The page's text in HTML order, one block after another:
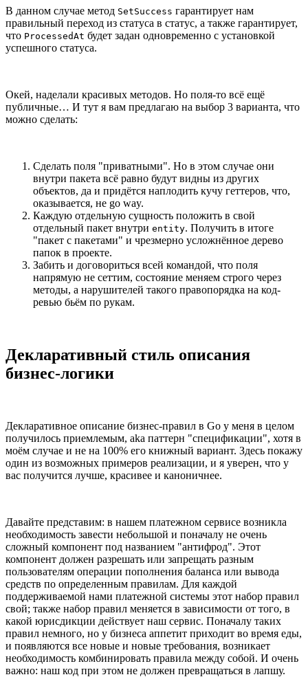
В данном случае метод SetSuccess гарантирует нам
правильный переход из статуса в статус, а также гарантирует,
что ProcessedAt будет задан одновременно с установкой
успешного статуса.
Окей, наделали красивых методов. Но поля-то всё ещё
публичные… И тут я вам предлагаю на выбор 3 варианта, что
можно сделать:
Сделать поля "приватными". Но в этом случае они
внутри пакета всё равно будут видны из других
объектов, да и придётся наплодить кучу геттеров, что,
оказывается, не go way.
Каждую отдельную сущность положить в свой
отдельный пакет внутри entity. Получить в итоге
"пакет с пакетами" и чрезмерно усложнённое дерево
папок в проекте.
Забить и договориться всей командой, что поля
напрямую не сеттим, состояние меняем строго через
методы, а нарушителей такого правопорядка на код-
ревью бьём по рукам.
Декларативный стиль описания
бизнес-логики
Декларативное описание бизнес-правил в Go у меня в целом
получилось приемлемым, aka паттерн "спецификации", хотя в
моём случае и не на 100% его книжный вариант. Здесь покажу
один из возможных примеров реализации, и я уверен, что у
вас получится лучше, красивее и каноничнее.
Давайте представим: в нашем платежном сервисе возникла
необходимость завести небольшой и поначалу не очень
сложный компонент под названием "антифрод". Этот
компонент должен разрешать или запрещать разным
пользователям операции пополнения баланса или вывода
средств по определенным правилам. Для каждой
поддерживаемой нами платежной системы этот набор правил
свой; также набор правил меняется в зависимости от того, в
какой юрисдикции действует наш сервис. Поначалу таких
правил немного, но у бизнеса аппетит приходит во время еды,
и появляются все новые и новые требования, возникает
необходимость комбинировать правила между собой. И очень
важно: наш код при этом не должен превращаться в лапшу.